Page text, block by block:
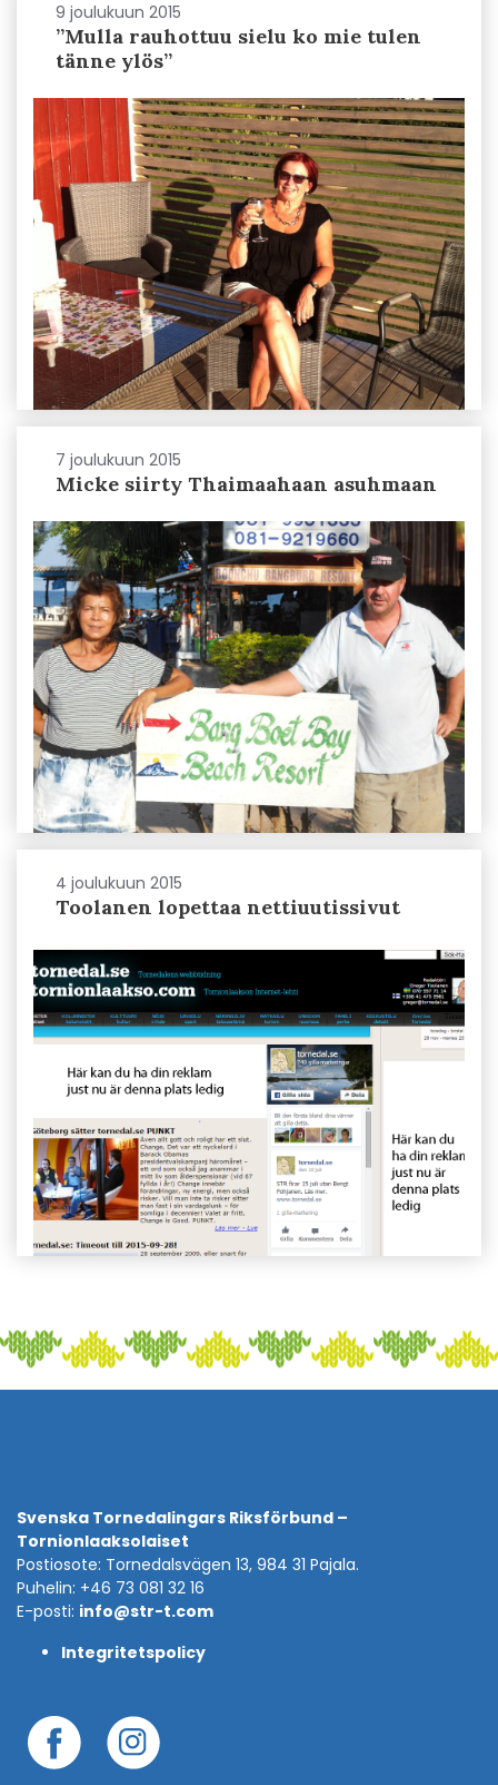
9 joulukuun 2015
”Mulla rauhottuu sielu ko mie tulen
tänne ylös”
7 joulukuun 2015
Micke siirty Thaimaahaan asuhmaan
4 joulukuun 2015
Toolanen lopettaa nettiuutissivut
Svenska Tornedalingars Riksförbund –
Tornionlaaksolaiset
Postiosote: Tornedalsvägen 13, 984 31 Pajala.
Puhelin: +46 73 081 32 16
E-posti: info@str-t.com
Integritetspolicy